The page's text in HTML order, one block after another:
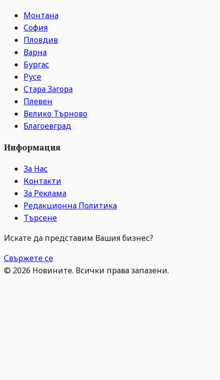
Монтана
София
Пловдив
Варна
Бургас
Русе
Стара Загора
Плевен
Велико Търново
Благоевград
Информация
За Нас
Контакти
За Реклама
Редакционна Политика
Търсене
Искате да представим Вашия бизнес?
Свържете се
© 2026 Новините. Всички права запазени.